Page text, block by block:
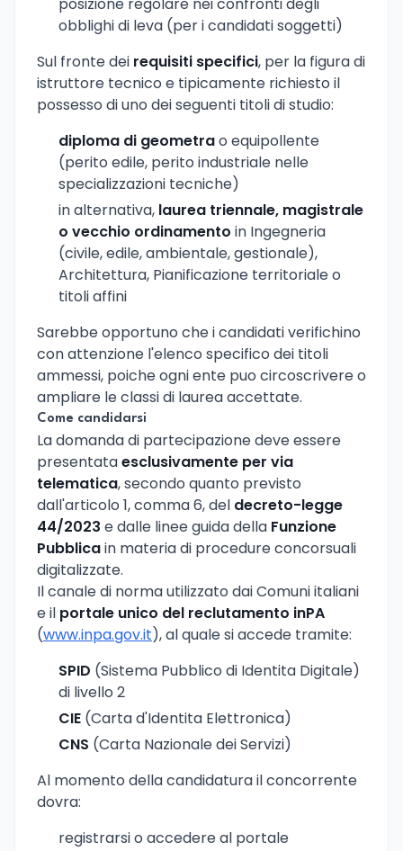
posizione regolare nei confronti degli
obblighi di leva (per i candidati soggetti)
Sul fronte dei requisiti specifici, per la figura di
istruttore tecnico e tipicamente richiesto il
possesso di uno dei seguenti titoli di studio:
diploma di geometrao equipollente
(perito edile, perito industriale nelle
specializzazioni tecniche)
in alternativa, laurea triennale, magistrale
o vecchio ordinamento in Ingegneria
(civile, edile, ambientale, gestionale),
Architettura, Pianificazione territoriale o
titoli affini
Sarebbe opportuno che i candidati verifichino
con attenzione l'elenco specifico dei titoli
ammessi, poiche ogni ente puo circoscrivere o
ampliare le classi di laurea accettate.
Come candidarsi
La domanda di partecipazione deve essere
presentataesclusivamente per via
telematica, secondo quanto previsto
dall'articolo 1, comma 6, del decreto-legge
44/2023 e dalle linee guida della Funzione
Pubblicain materia di procedure concorsuali
digitalizzate.
Il canale di norma utilizzato dai Comuni italiani
e il portale unico del reclutamento inPA
(www.inpa.gov.it), al quale si accede tramite:
SPID (Sistema Pubblico di Identita Digitale)
di livello 2
CIE (Carta d'Identita Elettronica)
CNS (Carta Nazionale dei Servizi)
Al momento della candidatura il concorrente
dovra:
registrarsi o accedere al portale